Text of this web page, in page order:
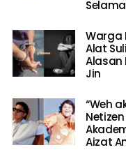
Warga
Alat
Alasan
Jin
“Weh
Aizat